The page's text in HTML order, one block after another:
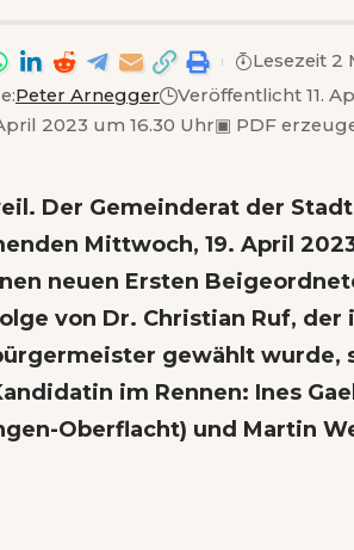
Peter Arnegger
Veröffentlicht 11.
2023 um 16.30 Uhr▣ PDF
Lesezeit 2
Der Gemeinderat der
Mittwoch, 19. April
neuen Ersten
von Dr. Christian Ruf,
gewählt wurde,
im Rennen: Ines
Oberflacht) und Martin